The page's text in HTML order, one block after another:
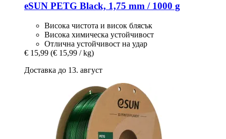
eSUN PETG Black, 1,75 mm / 1000 g
Висока чистота и висок блясък
Висока химическа устойчивост
Отлична устойчивост на удар
€ 15,99 (€ 15,99 / kg)
Доставка до 13. август